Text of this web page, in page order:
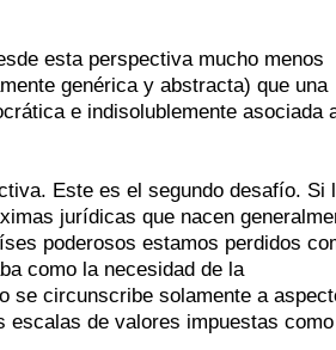
esta perspectiva mucho menos
genérica y abstracta) que una
e indisolublemente asociada
Este es el segundo desafío. Si
jurídicas que nacen
poderosos estamos perdidos
como la necesidad de la
se circunscribe solamente a
escalas de valores impuestas como